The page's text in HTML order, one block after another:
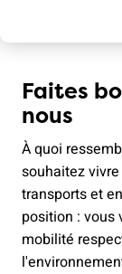
Faites
nous
À quoi
souhaitez
transports et
position : vous
mobilité